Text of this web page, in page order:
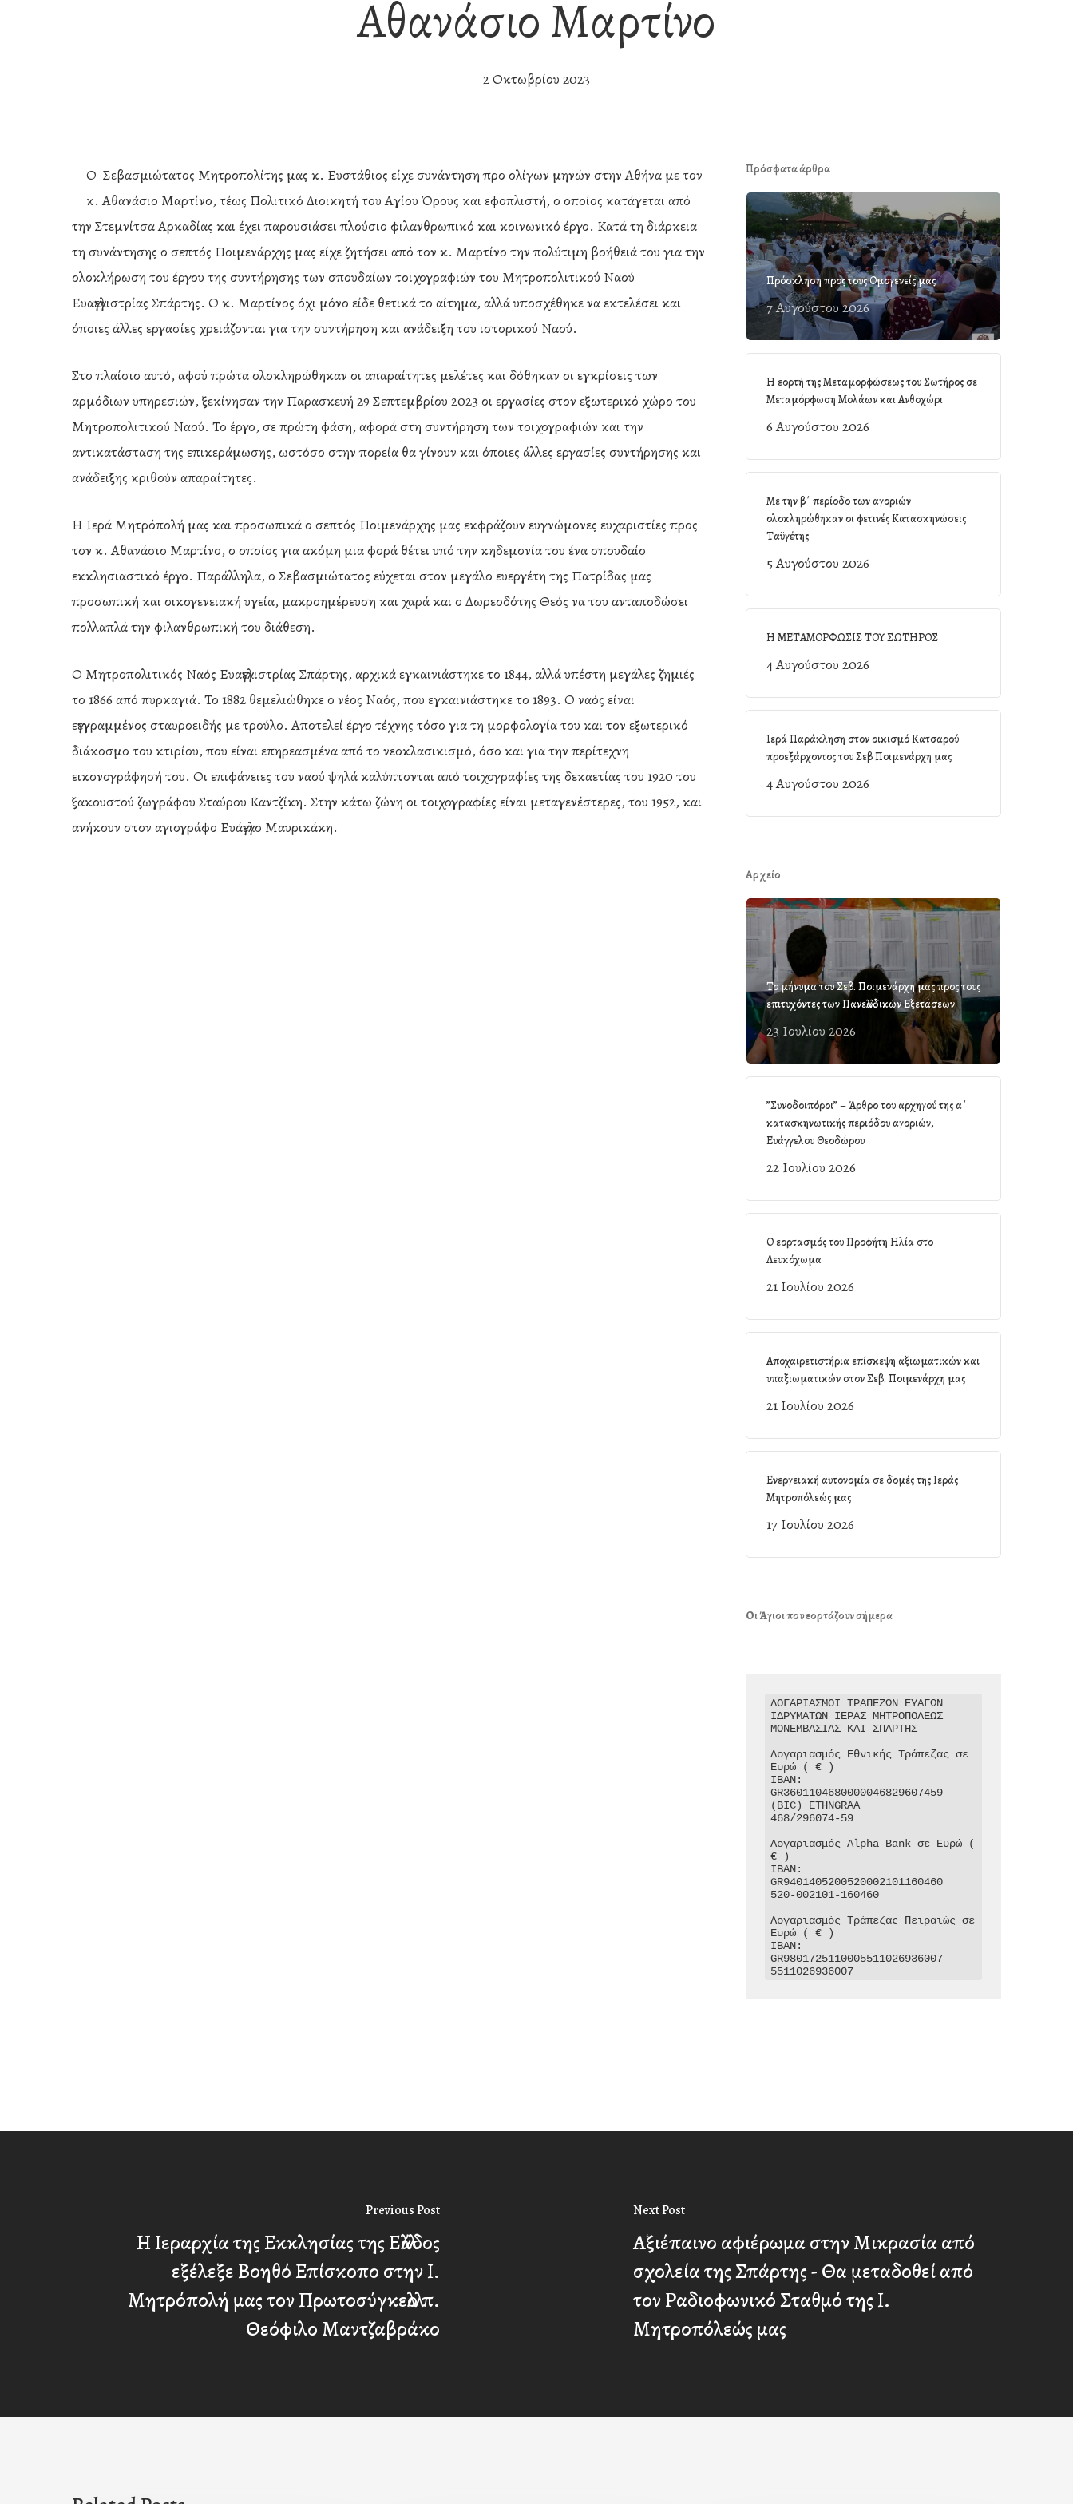
Hit enter to search or ESC to close
Αθανάσιο Μαρτίνο
2 Οκτωβρίου 2023
Ο Σεβασμιώτατος Μητροπολίτης μας κ. Ευστάθιος είχε συνάντηση προ ολίγων μηνών στην Αθήνα με τον
κ. Αθανάσιο Μαρτίνο, τέως Πολιτικό Διοικητή του Αγίου Όρους και εφοπλιστή, ο οποίος κατάγεται από
την Στεμνίτσα Αρκαδίας και έχει παρουσιάσει πλούσιο φιλανθρωπικό και κοινωνικό έργο. Κατά τη διάρκεια
τη συνάντησης ο σεπτός Ποιμενάρχης μας είχε ζητήσει από τον κ. Μαρτίνο την πολύτιμη βοήθειά του για την
ολοκλήρωση του έργου της συντήρησης των σπουδαίων τοιχογραφιών του Μητροπολιτικού Ναού
Ευαγγελιστρίας Σπάρτης. Ο κ. Μαρτίνος όχι μόνο είδε θετικά το αίτημα, αλλά υποσχέθηκε να εκτελέσει και
όποιες άλλες εργασίες χρειάζονται για την συντήρηση και ανάδειξη του ιστορικού Ναού.
Στο πλαίσιο αυτό, αφού πρώτα ολοκληρώθηκαν οι απαραίτητες μελέτες και δόθηκαν οι εγκρίσεις των
αρμόδιων υπηρεσιών, ξεκίνησαν την Παρασκευή 29 Σεπτεμβρίου 2023 οι εργασίες στον εξωτερικό χώρο του
Μητροπολιτικού Ναού. Το έργο, σε πρώτη φάση, αφορά στη συντήρηση των τοιχογραφιών και την
αντικατάσταση της επικεράμωσης, ωστόσο στην πορεία θα γίνουν και όποιες άλλες εργασίες συντήρησης και
ανάδειξης κριθούν απαραίτητες.
Η Ιερά Μητρόπολή μας και προσωπικά ο σεπτός Ποιμενάρχης μας εκφράζουν ευγνώμονες ευχαριστίες προς
τον κ. Αθανάσιο Μαρτίνο, ο οποίος για ακόμη μια φορά θέτει υπό την κηδεμονία του ένα σπουδαίο
εκκλησιαστικό έργο. Παράλληλα, ο Σεβασμιώτατος εύχεται στον μεγάλο ευεργέτη της Πατρίδας μας
προσωπική και οικογενειακή υγεία, μακροημέρευση και χαρά και ο Δωρεοδότης Θεός να του ανταποδώσει
πολλαπλά την φιλανθρωπική του διάθεση.
Ο Μητροπολιτικός Ναός Ευαγγελιστρίας Σπάρτης, αρχικά εγκαινιάστηκε το 1844, αλλά υπέστη μεγάλες ζημιές
το 1866 από πυρκαγιά. Το 1882 θεμελιώθηκε ο νέος Ναός, που εγκαινιάστηκε το 1893. Ο ναός είναι
εγγεγραμμένος σταυροειδής με τρούλο. Αποτελεί έργο τέχνης τόσο για τη μορφολογία του και τον εξωτερικό
διάκοσμο του κτιρίου, που είναι επηρεασμένα από το νεοκλασικισμό, όσο και για την περίτεχνη
εικονογράφησή του. Οι επιφάνειες του ναού ψηλά καλύπτονται από τοιχογραφίες της δεκαετίας του 1920 του
ξακουστού ζωγράφου Σταύρου Καντζίκη. Στην κάτω ζώνη οι τοιχογραφίες είναι μεταγενέστερες, του 1952, και
ανήκουν στον αγιογράφο Ευάγγελο Μαυρικάκη.
Πρόσφατα άρθρα
Πρόσκληση προς τους Ομογενείς μας
7 Αυγούστου 2026
Η εορτή της Μεταμορφώσεως του Σωτήρος σε
Μεταμόρφωση Μολάων και Ανθοχώρι
6 Αυγούστου 2026
Με την β΄ περίοδο των αγοριών
ολοκληρώθηκαν οι φετινές Κατασκηνώσεις
Ταϋγέτης
5 Αυγούστου 2026
Η ΜΕΤΑΜΟΡΦΩΣΙΣ ΤΟΥ ΣΩΤΗΡΟΣ
4 Αυγούστου 2026
Ιερά Παράκληση στον οικισμό Κατσαρού
προεξάρχοντος του Σεβ Ποιμενάρχη μας
4 Αυγούστου 2026
Αρχείο
Το μήνυμα του Σεβ. Ποιμενάρχη μας προς τους
επιτυχόντες των Πανελλαδικών Εξετάσεων
23 Ιουλίου 2026
”Συνοδοιπόροι” – Άρθρο του αρχηγού της α΄
κατασκηνωτικής περιόδου αγοριών,
Ευάγγελου Θεοδώρου
22 Ιουλίου 2026
Ο εορτασμός του Προφήτη Ηλία στο
Λευκόχωμα
21 Ιουλίου 2026
Αποχαιρετιστήρια επίσκεψη αξιωματικών και
υπαξιωματικών στον Σεβ. Ποιμενάρχη μας
21 Ιουλίου 2026
Ενεργειακή αυτονομία σε δομές της Ιεράς
Μητροπόλεώς μας
17 Ιουλίου 2026
Οι Άγιοι που εορτάζουν σήμερα
ΛΟΓΑΡΙΑΣΜΟΙ ΤΡΑΠΕΖΩΝ ΕΥΑΓΩΝ
ΙΔΡΥΜΑΤΩΝ ΙΕΡΑΣ ΜΗΤΡΟΠΟΛΕΩΣ
ΜΟΝΕΜΒΑΣΙΑΣ ΚΑΙ ΣΠΑΡΤΗΣ
Λογαριασμός Εθνικής Τράπεζας σε
Ευρώ ( € )
IBAN:
GR3601104680000046829607459
(BIC) ETHNGRAA
468/296074-59
Λογαριασμός Alpha Bank σε Ευρώ (
€ )
IBAN:
GR9401405200520002101160460
520-002101-160460
Λογαριασμός Τράπεζας Πειραιώς σε
Ευρώ ( € )
IBAN:
GR9801725110005511026936007
5511026936007
Previous Post
Η Ιεραρχία της Εκκλησίας της Ελλάδος
εξέλεξε Βοηθό Επίσκοπο στην Ι.
Μητρόπολή μας τον Πρωτοσύγκελλο π.
Θεόφιλο Μαντζαβράκο
Next Post
Αξιέπαινο αφιέρωμα στην Μικρασία από
σχολεία της Σπάρτης - Θα μεταδοθεί από
τον Ραδιοφωνικό Σταθμό της Ι.
Μητροπόλεώς μας